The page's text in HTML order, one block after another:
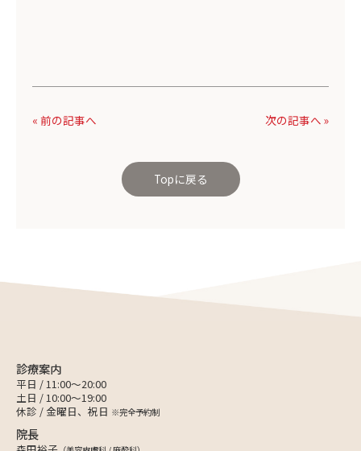
« 前の記事へ
次の記事へ »
Topに戻る
診療案内
平日 / 11:00〜20:00
土日 / 10:00〜19:00
休診 / 金曜日、祝日 ※完全予約制
院長